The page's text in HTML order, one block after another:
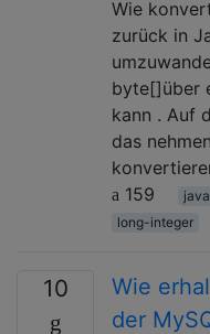
Wie
zurück in
byte[]über
kann . Auf
das
159
java
long-integer
10
Wie
der